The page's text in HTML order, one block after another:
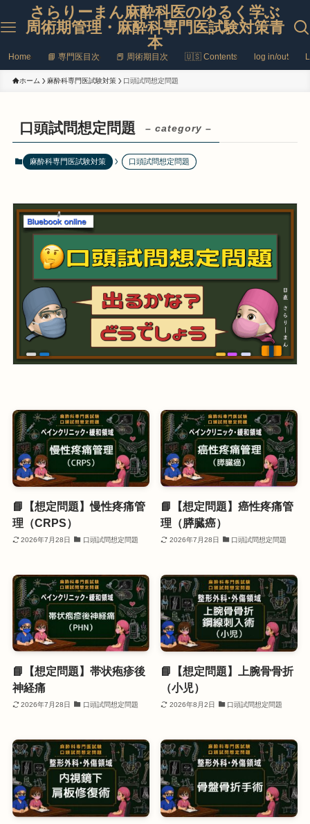
さらりーまん麻酔科医のゆるく学ぶ
周術期管理・麻酔科専門医試験対策青
本
Home 📘 専門医目次 📕 周術期目次 🇺🇸 Contents log in/out
ホーム 麻酔科専門医試験対策 口頭試問想定問題
口頭試問想定問題 – category –
麻酔科専門医試験対策 口頭試問想定問題
📘【想定問題】慢性疼痛管
理（CRPS）
2026年7月28日 口頭試問想定問題
📘【想定問題】癌性疼痛管
理（膵臓癌）
2026年7月28日 口頭試問想定問題
📘【想定問題】帯状疱疹後
神経痛
2026年7月28日 口頭試問想定問題
📘【想定問題】上腕骨骨折
（小児）
2026年8月2日 口頭試問想定問題